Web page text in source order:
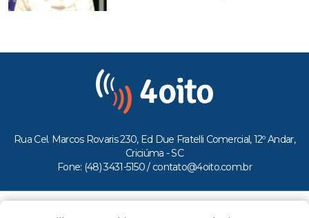
Rua Cel. Marcos Rovaris 230, Ed Due Fratelli Comercial, 12º Andar,
Criciúma - SC
Fone: (48) 3431-5150 / contato@4oito.com.br